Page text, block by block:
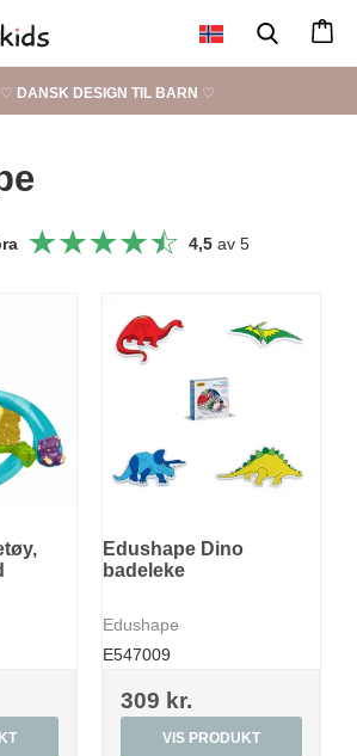
♡ DANSK DESIGN TIL BARN ♡
4,5av 5
Edushape Dino
badeleke
Edushape
E547009
309 kr.
VIS PRODUKT